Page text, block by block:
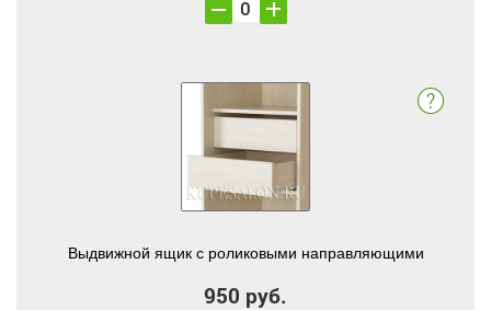
Выдвижной ящик с роликовыми направляющими
950 руб.